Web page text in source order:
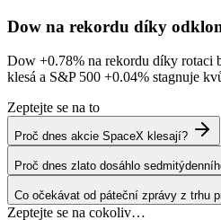
Dow na rekordu díky
Dow +0.78% na rekordu díky rotaci
klesá a S&P 500 +0.04% stagnuje
Zeptejte se na to
Proč dnes akcie SpaceX klesají?
Proč dnes zlato dosáhlo
Co očekávat od páteční zprávy z trhu